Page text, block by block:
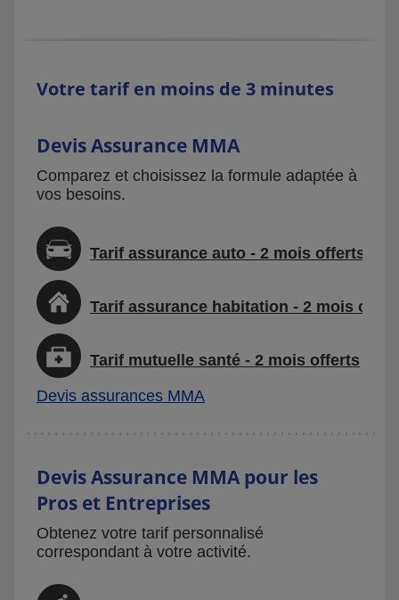
Votre tarif en moins de 3 minutes
Devis Assurance MMA
Comparez et choisissez la formule adaptée à
vos besoins.
Tarif assurance auto - 2 mois offerts
Tarif assurance habitation - 2 mois
Tarif mutuelle santé - 2 mois offerts
Devis assurances MMA
Devis Assurance MMA pour les
Pros et Entreprises
Obtenez votre tarif personnalisé
correspondant à votre activité.